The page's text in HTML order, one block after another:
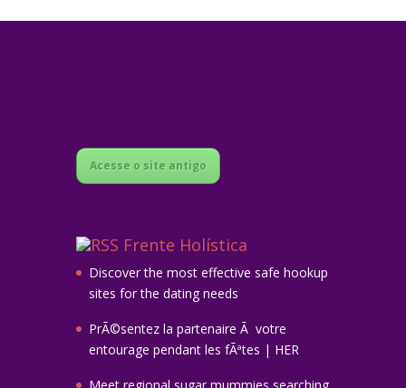
Acesse o site antigo
Frente Holística
Discover the most effective safe hookup
sites for the dating needs
PrÃ©sentez la partenaire Ã votre
entourage pendant les fÃªtes | HER